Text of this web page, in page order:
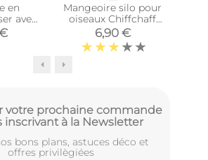
en
avec
Mangeoire silo pour
oiseaux Chiffchaff
(Pour graines +
plateau + perchoir)
6,90 €
votre prochaine commande
inscrivant à la Newsletter
bons plans, astuces déco et
offres privilègiées